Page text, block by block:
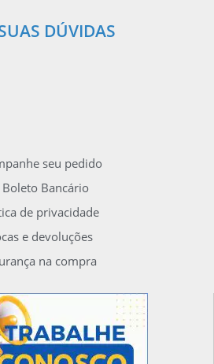
DÚVIDAS
seu pedido
Boleto Bancário
de privacidade
e devoluções
na compra